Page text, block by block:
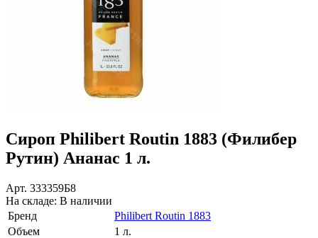
Сироп Philibert Routin 1883 (Филибер
Рутин) Ананас 1 л.
Арт. 333359Б8
На складе: В наличии
Бренд
Philibert Routin 1883
Объем
1 л.